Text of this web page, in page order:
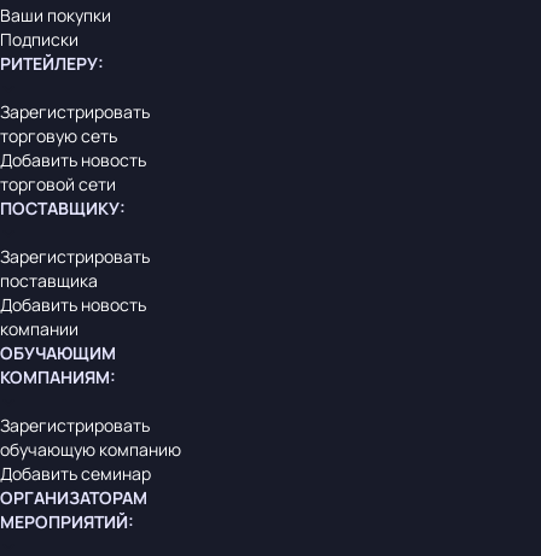
Ваши покупки
Подписки
РИТЕЙЛЕРУ:
Зарегистрировать
торговую сеть
Добавить новость
торговой сети
ПОСТАВЩИКУ:
Зарегистрировать
поставщика
Добавить новость
компании
ОБУЧАЮЩИМ
КОМПАНИЯМ:
Зарегистрировать
обучающую компанию
Добавить семинар
ОРГАНИЗАТОРАМ
МЕРОПРИЯТИЙ: